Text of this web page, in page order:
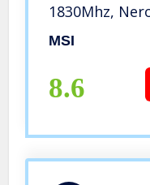
1830Mhz,
MSI
8.6